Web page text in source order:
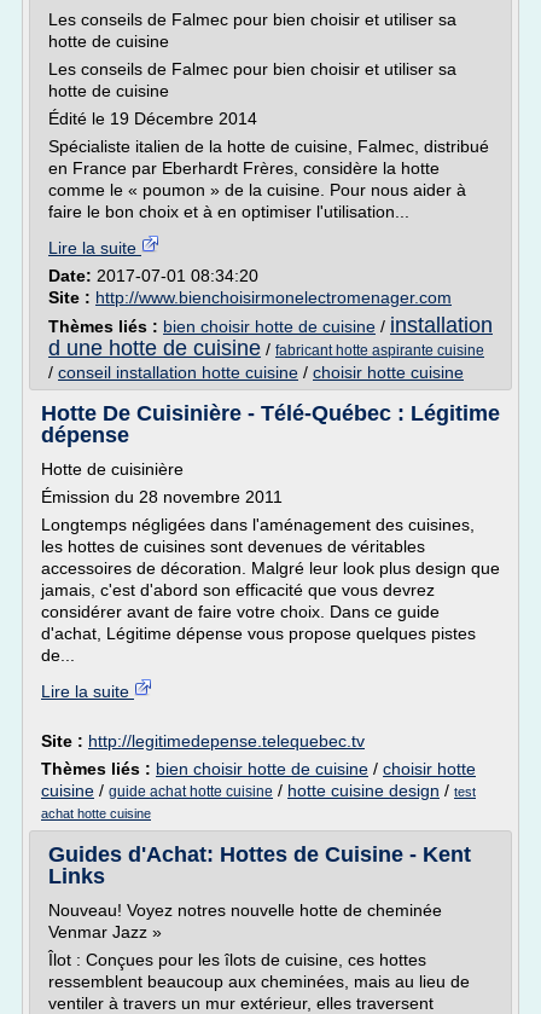
Les conseils de Falmec pour bien choisir et utiliser sa
hotte de cuisine
Les conseils de Falmec pour bien choisir et utiliser sa
hotte de cuisine
Édité le 19 Décembre 2014
Spécialiste italien de la hotte de cuisine, Falmec, distribué
en France par Eberhardt Frères, considère la hotte
comme le « poumon » de la cuisine. Pour nous aider à
faire le bon choix et à en optimiser l'utilisation...
Lire la suite
Date: 2017-07-01 08:34:20
Site : http://www.bienchoisirmonelectromenager.com
Thèmes liés : bien choisir hotte de cuisine / installation
d une hotte de cuisine / fabricant hotte aspirante cuisine
/ conseil installation hotte cuisine / choisir hotte cuisine
Hotte De Cuisinière - Télé-Québec : Légitime
dépense
Hotte de cuisinière
Émission du 28 novembre 2011
Longtemps négligées dans l'aménagement des cuisines,
les hottes de cuisines sont devenues de véritables
accessoires de décoration. Malgré leur look plus design que
jamais, c'est d'abord son efficacité que vous devrez
considérer avant de faire votre choix. Dans ce guide
d'achat, Légitime dépense vous propose quelques pistes
de...
Lire la suite
Site : http://legitimedepense.telequebec.tv
Thèmes liés : bien choisir hotte de cuisine / choisir hotte
cuisine / guide achat hotte cuisine / hotte cuisine design / test
achat hotte cuisine
Guides d'Achat: Hottes de Cuisine - Kent
Links
Nouveau! Voyez notres nouvelle hotte de cheminée
Venmar Jazz »
Îlot : Conçues pour les îlots de cuisine, ces hottes
ressemblent beaucoup aux cheminées, mais au lieu de
ventiler à travers un mur extérieur, elles traversent